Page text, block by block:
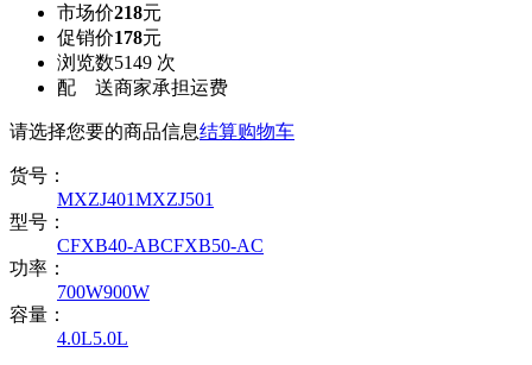
市场价218元
促销价178元
浏览数5149 次
配 送商家承担运费
请选择您要的商品信息结算购物车
货号：
MXZJ401MXZJ501
型号：
CFXB40-ABCFXB50-AC
功率：
700W900W
容量：
4.0L5.0L